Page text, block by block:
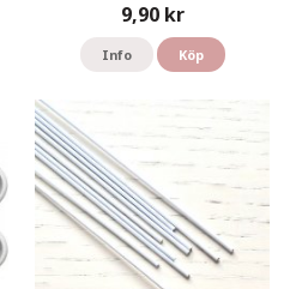
9,90 kr
Info Köp